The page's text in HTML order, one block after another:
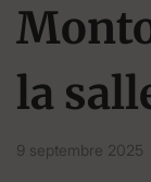
la
9 septembre 2025